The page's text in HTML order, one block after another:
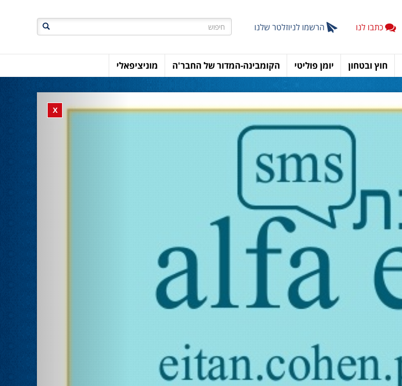
חיפוש כתבו לנו הרשמו לניוזלטר שלנו
חוץ ובטחון יומן פוליטי הקומבינה-המדור של החבר'ה מוניציפאלי
Close banner
X